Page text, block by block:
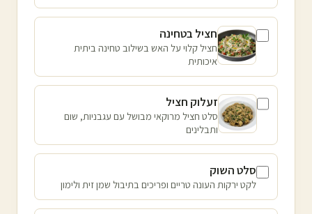
חציל בטחינה
חציל קלוי על האש בשילוב טחינה ביתית
איכותית
זעלוק חציל
סלט חציל מרוקאי מבושל עם עגבניות, שום
ותבלינים
סלט השוק
לקט ירקות העונה טריים ופריכים בתיבול שמן זית ולימון